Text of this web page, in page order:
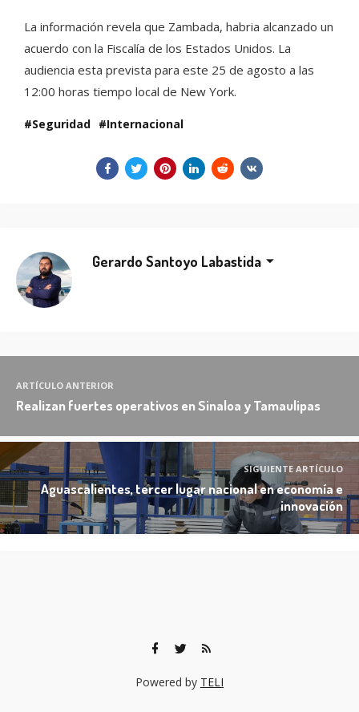
La información revela que Zambada, habria alcanzado un
acuerdo con la Fiscalía de los Estados Unidos. La
audiencia esta prevista para este 25 de agosto a las
12:00 horas tiempo local de New York.
Seguridad Internacional
Gerardo Santoyo Labastida
ARTÍCULO ANTERIOR
Realizan fuertes operativos en Sinaloa y Tamaulipas
SIGUIENTE ARTÍCULO
Aguascalientes, tercer lugar nacional en economía e
innovación
Powered by TELI